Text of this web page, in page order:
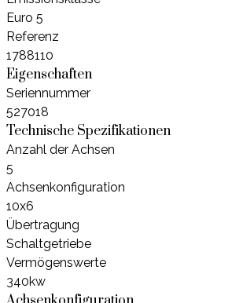
Euro 5
Referenz
1788110
Eigenschaften
Seriennummer
527018
Technische Spezifikationen
Anzahl der Achsen
5
Achsenkonfiguration
10x6
Übertragung
Schaltgetriebe
Vermögenswerte
340kw